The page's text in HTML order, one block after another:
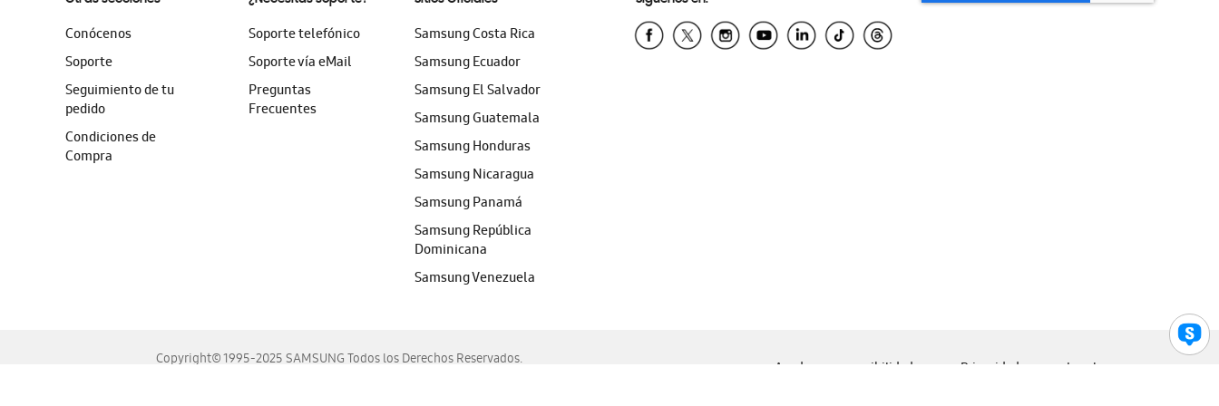
Conócenos
Soporte
Seguimiento de tu
pedido
Condiciones de
Compra
Soporte telefónico
Soporte vía eMail
Preguntas
Frecuentes
Samsung Costa Rica
Samsung Ecuador
Samsung El Salvador
Samsung Guatemala
Samsung Honduras
Samsung Nicaragua
Samsung Panamá
Samsung República
Dominicana
Samsung Venezuela
Copyright© 1995-2025 SAMSUNG Todos los Derechos Reservados.
Ayuda para accesibilidad Privacidad Legal